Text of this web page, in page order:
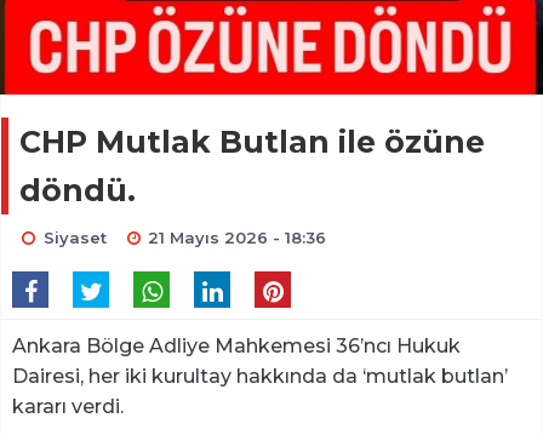
CHP Mutlak Butlan ile özüne
döndü.
Siyaset 21 Mayıs 2026 - 18:36
Ankara Bölge Adliye Mahkemesi 36’ncı Hukuk
Dairesi, her iki kurultay hakkında da ‘mutlak butlan’
kararı verdi.